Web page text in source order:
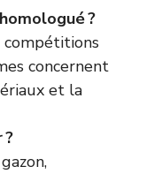
?
compétitions
concernent
et la
?